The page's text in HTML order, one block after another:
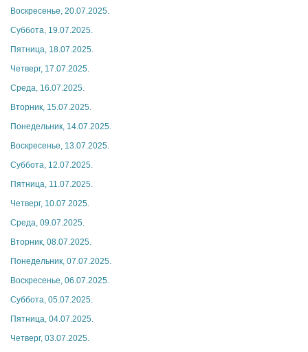
Воскресенье, 20.07.2025.
Суббота, 19.07.2025.
Пятница, 18.07.2025.
Четверг, 17.07.2025.
Среда, 16.07.2025.
Вторник, 15.07.2025.
Понедельник, 14.07.2025.
Воскресенье, 13.07.2025.
Суббота, 12.07.2025.
Пятница, 11.07.2025.
Четверг, 10.07.2025.
Среда, 09.07.2025.
Вторник, 08.07.2025.
Понедельник, 07.07.2025.
Воскресенье, 06.07.2025.
Суббота, 05.07.2025.
Пятница, 04.07.2025.
Четверг, 03.07.2025.